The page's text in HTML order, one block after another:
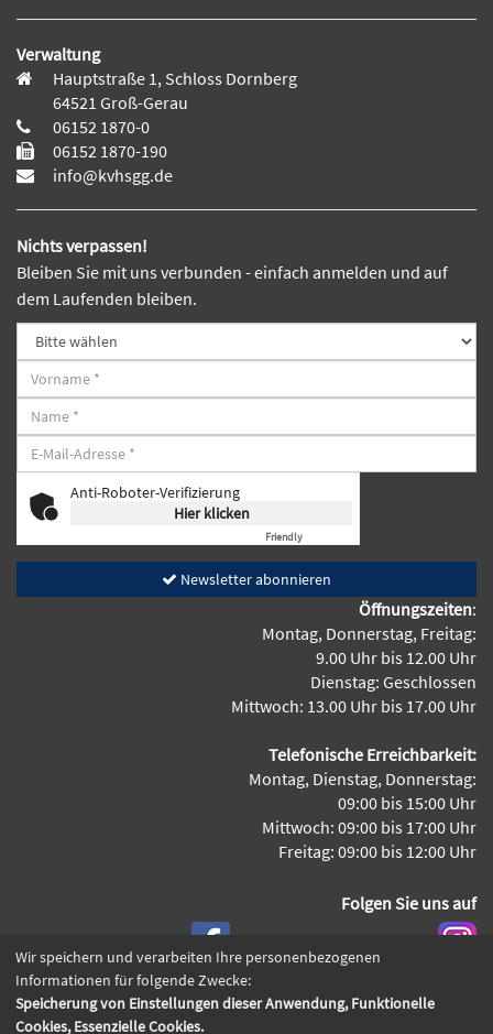
Verwaltung
Hauptstraße 1, Schloss Dornberg
64521 Groß-Gerau
06152 1870-0
06152 1870-190
info@kvhsgg.de
Nichts verpassen!
Bleiben Sie mit uns verbunden - einfach anmelden und auf
dem Laufenden bleiben.
Anti-Roboter-Verifizierung
Hier klicken
Friendly
Newsletter abonnieren
Öffnungszeiten:
Montag, Donnerstag, Freitag:
9.00 Uhr bis 12.00 Uhr
Dienstag: Geschlossen
Mittwoch: 13.00 Uhr bis 17.00 Uhr
Telefonische Erreichbarkeit:
Montag, Dienstag, Donnerstag:
09:00 bis 15:00 Uhr
Mittwoch: 09:00 bis 17:00 Uhr
Freitag: 09:00 bis 12:00 Uhr
Folgen Sie uns auf
Cookie Einstellungen
Wir speichern und verarbeiten Ihre personenbezogenen
Informationen für folgende Zwecke:
Speicherung von Einstellungen dieser Anwendung, Funktionelle
Cookies, Essenzielle Cookies.